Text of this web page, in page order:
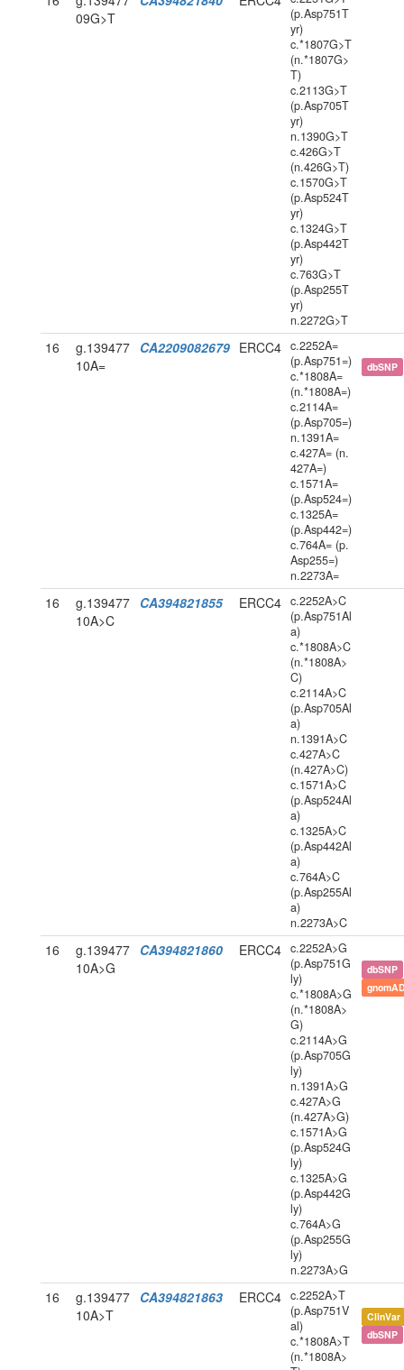
09G>T
(p.Asp751T
yr)
c.*1807G>T
(n.*1807G>
T)
c.2113G>T
(p.Asp705T
yr)
n.1390G>T
c.426G>T
(n.426G>T)
c.1570G>T
(p.Asp524T
yr)
c.1324G>T
(p.Asp442T
yr)
c.763G>T
(p.Asp255T
yr)
n.2272G>T
16
g.139477
10A=
CA2209082679 ERCC4 c.2252A=
(p.Asp751=)
c.*1808A=
(n.*1808A=)
c.2114A=
(p.Asp705=)
n.1391A=
c.427A= (n.
427A=)
c.1571A=
(p.Asp524=)
c.1325A=
(p.Asp442=)
c.764A= (p.
Asp255=)
n.2273A=
dbSNP
16
g.139477
10A>C
CA394821855 ERCC4 c.2252A>C
(p.Asp751Al
a)
c.*1808A>C
(n.*1808A>
C)
c.2114A>C
(p.Asp705Al
a)
n.1391A>C
c.427A>C
(n.427A>C)
c.1571A>C
(p.Asp524Al
a)
c.1325A>C
(p.Asp442Al
a)
c.764A>C
(p.Asp255Al
a)
n.2273A>C
16
g.139477
10A>G
CA394821860 ERCC4 c.2252A>G
(p.Asp751G
ly)
c.*1808A>G
(n.*1808A>
G)
c.2114A>G
(p.Asp705G
ly)
n.1391A>G
c.427A>G
(n.427A>G)
c.1571A>G
(p.Asp524G
ly)
c.1325A>G
(p.Asp442G
ly)
c.764A>G
(p.Asp255G
ly)
n.2273A>G
dbSNP
16
g.139477
10A>T
CA394821863 ERCC4 c.2252A>T
(p.Asp751V
al)
c.*1808A>T
(n.*1808A>
ClinVar
dbSNP